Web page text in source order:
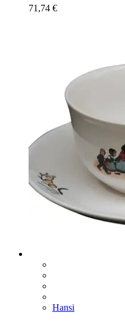
71,74 €
Hansi